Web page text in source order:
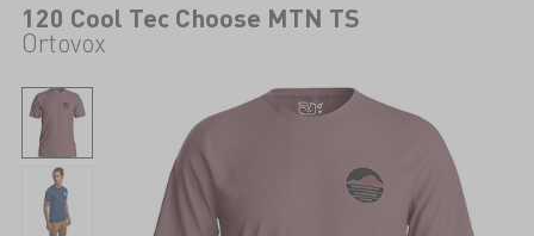
120 Cool Tec Choose MTN TS
Ortovox